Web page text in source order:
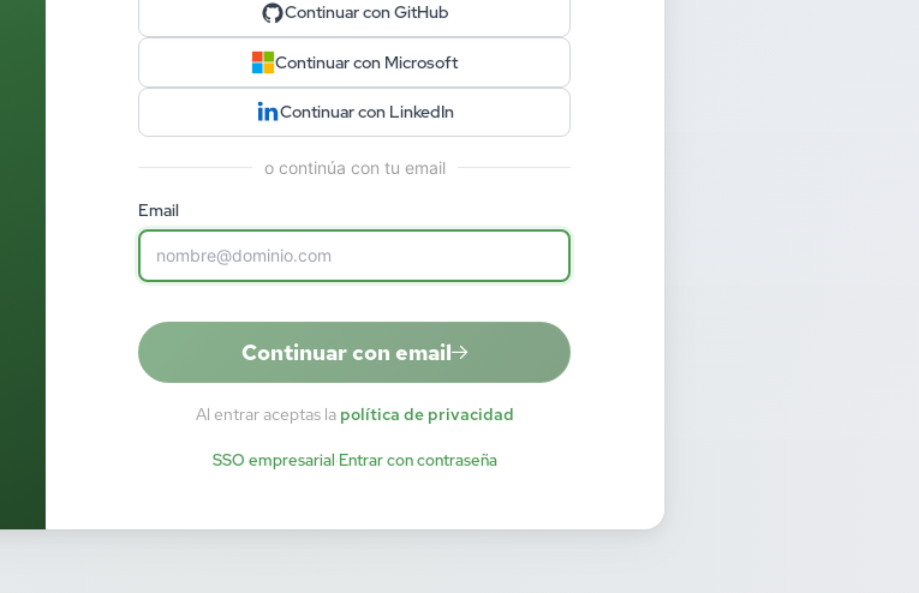
Continuar con GitHub
Continuar con Microsoft
Continuar con LinkedIn
o continúa con tu email
Email
Continuar con email
Al entrar aceptas la política de privacidad
SSO empresarial·Entrar con contraseña